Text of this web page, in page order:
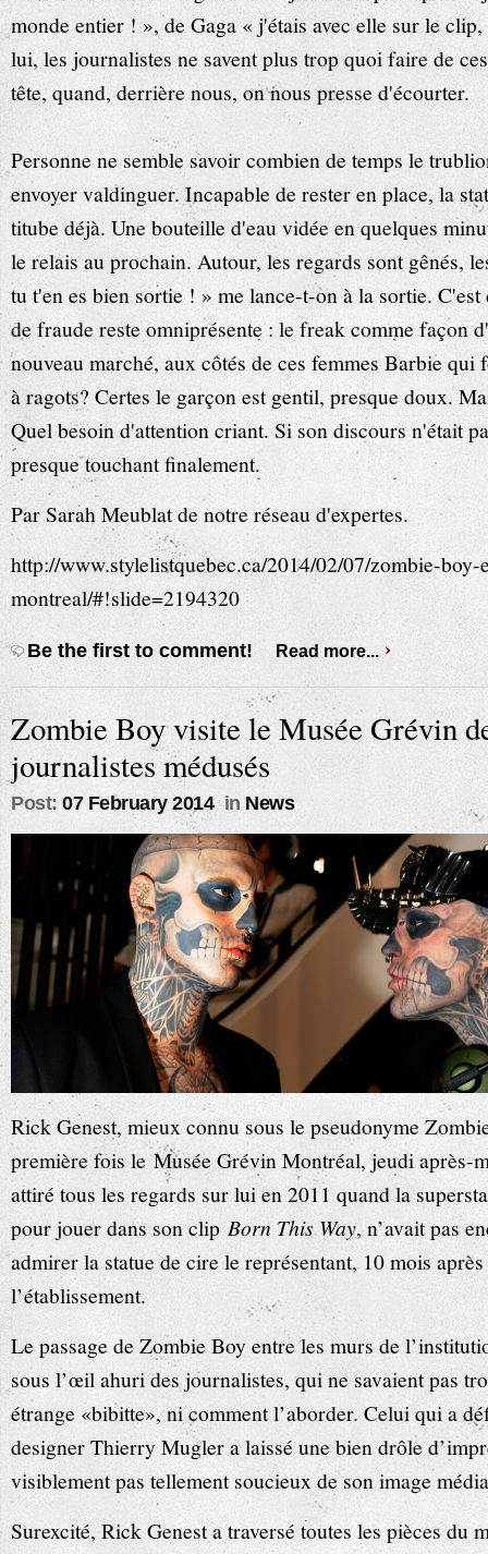
monde entier ! », de Gaga « j'étais avec elle sur le
lui, les journalistes ne savent plus trop quoi faire de
tête, quand, derrière nous, on nous presse d'écourter.
Personne ne semble savoir combien de temps le
envoyer valdinguer. Incapable de rester en place, la
titube déjà. Une bouteille d'eau vidée en quelques
le relais au prochain. Autour, les regards sont gênés,
tu t'en es bien sortie ! » me lance-t-on à la sortie.
de fraude reste omniprésente : le freak comme façon
nouveau marché, aux côtés de ces femmes Barbie qui
à ragots? Certes le garçon est gentil, presque doux.
Quel besoin d'attention criant. Si son discours n'était
presque touchant finalement.
Par Sarah Meublat de notre réseau d'expertes.
http://www.stylelistquebec.ca/2014/02/07/zombie-
montreal/#!slide=2194320
Be the first to comment! Read more...
Zombie Boy visite le Musée Grévin
journalistes médusés
Post:07 February 2014 in News
Rick Genest, mieux connu sous le pseudonyme
première fois leMusée Grévin Montréal, jeudi après-
attiré tous les regards sur lui en 2011 quand la
pour jouer dans son clip Born This Way, n’avait pas
admirer la statue de cire le représentant, 10 mois
l’établissement.
Le passage de Zombie Boy entre les murs de
sous l’œil ahuri des journalistes, qui ne savaient pas
étrange «bibitte», ni comment l’aborder. Celui qui a
designer Thierry Mugler a laissé une bien drôle
visiblement pas tellement soucieux de son image
Surexcité, Rick Genest a traversé toutes les pièces du